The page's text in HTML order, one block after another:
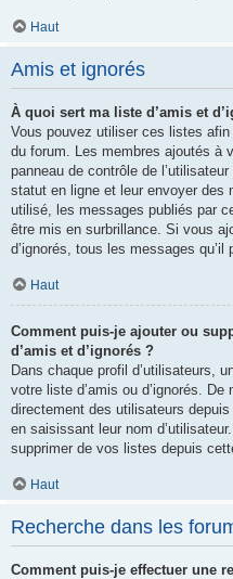
Haut
Amis et ignorés
À quoi sert ma liste d’amis et
Vous pouvez utiliser ces listes
du forum. Les membres ajoutés à
panneau de contrôle de
statut en ligne et leur envoyer
utilisé, les messages publiés par
être mis en surbrillance. Si vous
d’ignorés, tous les messages
Haut
Comment puis-je ajouter ou
d’amis et d’ignorés ?
Dans chaque profil d’utilisateurs,
votre liste d’amis ou d’ignorés.
directement des utilisateurs
en saisissant leur nom
supprimer de vos listes depuis
Haut
Recherche dans les
Comment puis-je effectuer une